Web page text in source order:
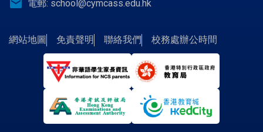
email 電郵: school@cymcass.edu.hk
網站地圖 免責聲明 聯絡我們 校務處辦公時間